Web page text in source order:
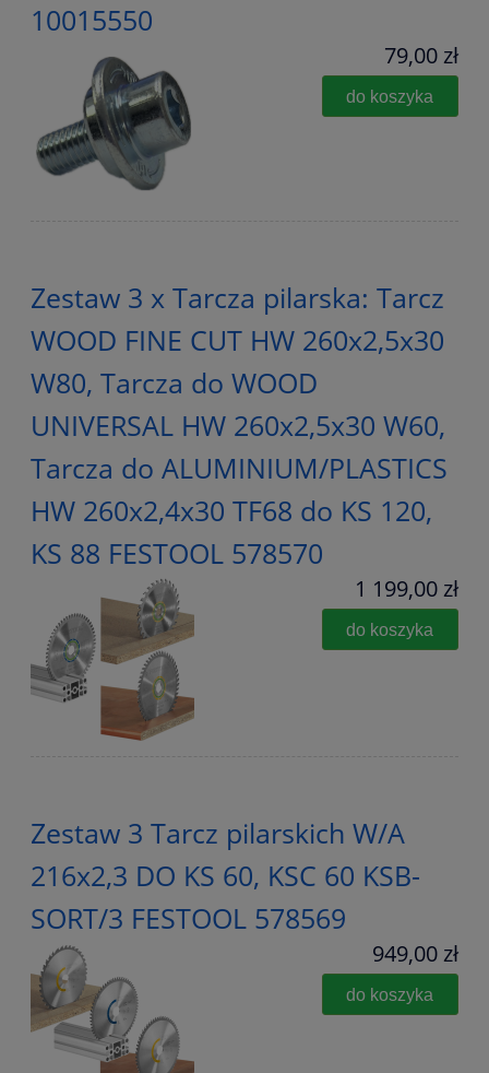
10015550
79,00 zł
do koszyka
Zestaw 3 x Tarcza pilarska: Tarcz
WOOD FINE CUT HW 260x2,5x30
W80, Tarcza do WOOD
UNIVERSAL HW 260x2,5x30 W60,
Tarcza do ALUMINIUM/PLASTICS
HW 260x2,4x30 TF68 do KS 120,
KS 88 FESTOOL 578570
1 199,00 zł
do koszyka
Zestaw 3 Tarcz pilarskich W/A
216x2,3 DO KS 60, KSC 60 KSB-
SORT/3 FESTOOL 578569
949,00 zł
do koszyka